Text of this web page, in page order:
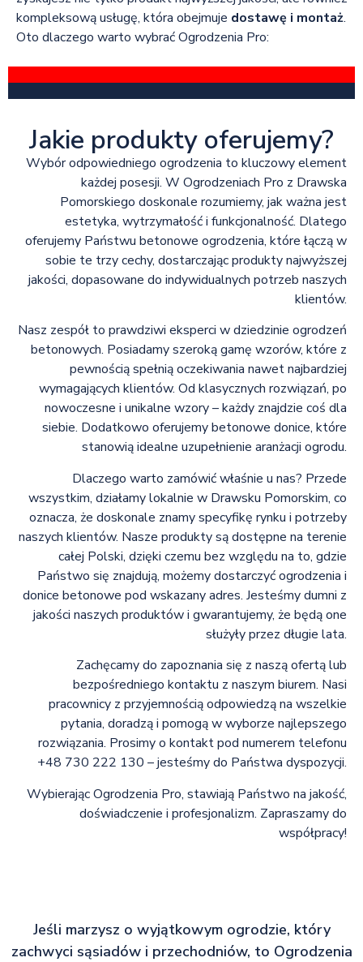
kompleksową usługę, która obejmuje dostawę i montaż.
Oto dlaczego warto wybrać Ogrodzenia Pro:
Jakie produkty oferujemy?
Wybór odpowiedniego ogrodzenia to kluczowy element
każdej posesji. W Ogrodzeniach Pro z Drawska
Pomorskiego doskonale rozumiemy, jak ważna jest
estetyka, wytrzymałość i funkcjonalność. Dlatego
oferujemy Państwu betonowe ogrodzenia, które łączą w
sobie te trzy cechy, dostarczając produkty najwyższej
jakości, dopasowane do indywidualnych potrzeb naszych
klientów.
Nasz zespół to prawdziwi eksperci w dziedzinie ogrodzeń
betonowych. Posiadamy szeroką gamę wzorów, które z
pewnością spełnią oczekiwania nawet najbardziej
wymagających klientów. Od klasycznych rozwiązań, po
nowoczesne i unikalne wzory – każdy znajdzie coś dla
siebie. Dodatkowo oferujemy betonowe donice, które
stanowią idealne uzupełnienie aranżacji ogrodu.
Dlaczego warto zamówić właśnie u nas? Przede
wszystkim, działamy lokalnie w Drawsku Pomorskim, co
oznacza, że doskonale znamy specyfikę rynku i potrzeby
naszych klientów. Nasze produkty są dostępne na terenie
całej Polski, dzięki czemu bez względu na to, gdzie
Państwo się znajdują, możemy dostarczyć ogrodzenia i
donice betonowe pod wskazany adres. Jesteśmy dumni z
jakości naszych produktów i gwarantujemy, że będą one
służyły przez długie lata.
Zachęcamy do zapoznania się z naszą ofertą lub
bezpośredniego kontaktu z naszym biurem. Nasi
pracownicy z przyjemnością odpowiedzą na wszelkie
pytania, doradzą i pomogą w wyborze najlepszego
rozwiązania. Prosimy o kontakt pod numerem telefonu
+48 730 222 130 – jesteśmy do Państwa dyspozycji.
Wybierając Ogrodzenia Pro, stawiają Państwo na jakość,
doświadczenie i profesjonalizm. Zapraszamy do
współpracy!
Jeśli marzysz o wyjątkowym ogrodzie, który
zachwyci sąsiadów i przechodniów, to Ogrodzenia